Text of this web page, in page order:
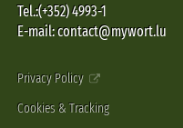
Tel.:(+352) 4993-1
E-mail: contact@mywort.lu
Privacy Policy
Cookies & Tracking